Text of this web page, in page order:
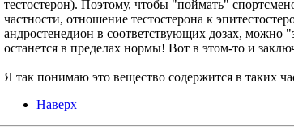
тестостерон). Поэтому, чтобы "поймать"
частности, отношение тестостерона к
андростенедион в соответствующих дозах, можно
останется в пределах нормы! Вот в этом-то и
Я так понимаю это вещество содержится в таких
Наверх